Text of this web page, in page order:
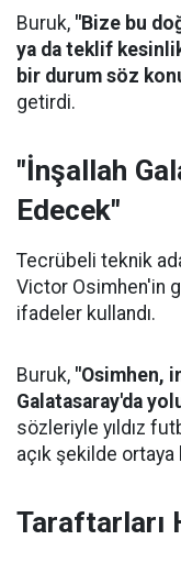
Buruk, "Bize bu
ya da teklif
bir durum söz
getirdi.
"İnşallah
Edecek"
Tecrübeli teknik
Victor Osimhen'in
ifadeler kullandı.
Buruk, "Osimhen,
Galatasaray'da
sözleriyle yıldız
açık şekilde ortaya
Taraftarları